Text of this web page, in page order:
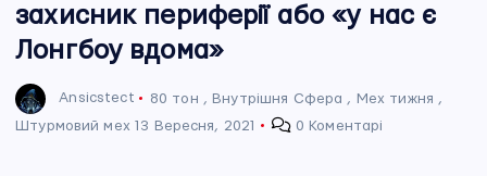
захисник периферії або «у нас є
Лонгбоу вдома»
Ansicstect 80 тон ,Внутрішня Сфера , Мех тижня ,
Штурмовий мех 13 Вересня, 2021 0 Коментарі